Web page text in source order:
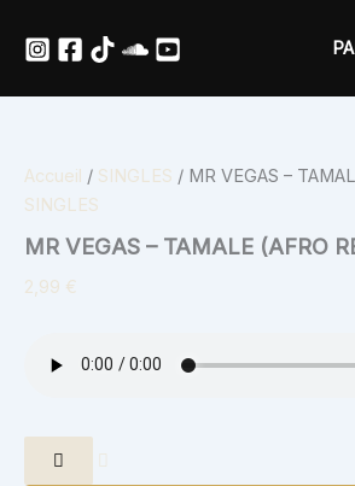
Accueil / SINGLES / MR VEGAS –
SINGLES
MR VEGAS – TAMALE (AFRO
2,99 €
de
MR
REMIX)